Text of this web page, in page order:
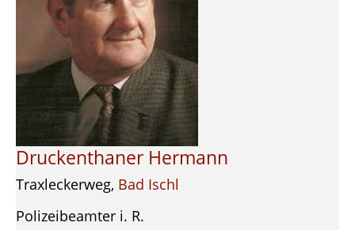
Druckenthaner Hermann
Traxleckerweg, Bad Ischl
Polizeibeamter i. R.